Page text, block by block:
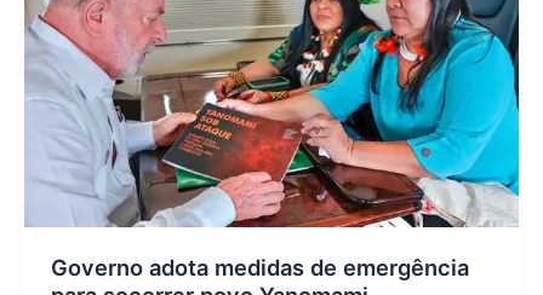
Governo adota medidas de emergência